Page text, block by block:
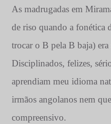
As madrugadas em
de riso quando a fonética
trocar o B pela B baja) era
Disciplinados, felizes,
aprendiam meu idioma
irmãos angolanos nem
compreensivo.